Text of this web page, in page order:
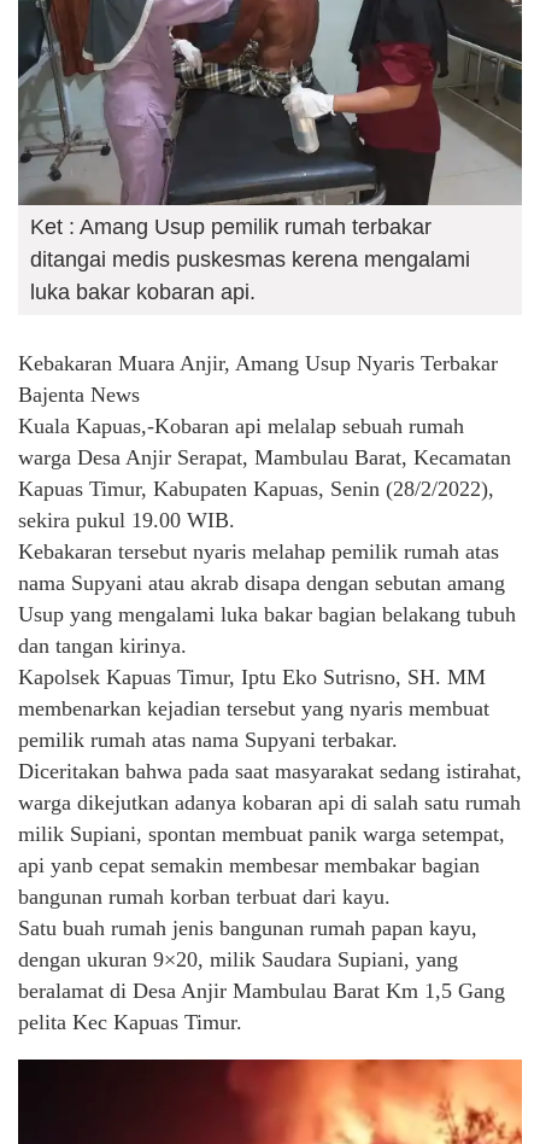
Ket : Amang Usup pemilik rumah terbakar
ditangai medis puskesmas kerena mengalami
luka bakar kobaran api.
Kebakaran Muara Anjir, Amang Usup Nyaris Terbakar
Bajenta News
Kuala Kapuas,-Kobaran api melalap sebuah rumah
warga Desa Anjir Serapat, Mambulau Barat, Kecamatan
Kapuas Timur, Kabupaten Kapuas, Senin (28/2/2022),
sekira pukul 19.00 WIB.
Kebakaran tersebut nyaris melahap pemilik rumah atas
nama Supyani atau akrab disapa dengan sebutan amang
Usup yang mengalami luka bakar bagian belakang tubuh
dan tangan kirinya.
Kapolsek Kapuas Timur, Iptu Eko Sutrisno, SH. MM
membenarkan kejadian tersebut yang nyaris membuat
pemilik rumah atas nama Supyani terbakar.
Diceritakan bahwa pada saat masyarakat sedang istirahat,
warga dikejutkan adanya kobaran api di salah satu rumah
milik Supiani, spontan membuat panik warga setempat,
api yanb cepat semakin membesar membakar bagian
bangunan rumah korban terbuat dari kayu.
Satu buah rumah jenis bangunan rumah papan kayu,
dengan ukuran 9×20, milik Saudara Supiani, yang
beralamat di Desa Anjir Mambulau Barat Km 1,5 Gang
pelita Kec Kapuas Timur.